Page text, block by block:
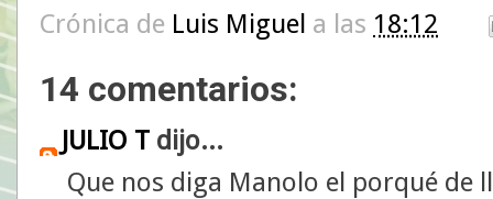
Crónica de Luis Miguel a las 18:12
14 comentarios:
JULIO T dijo...
Que nos diga Manolo el porqué de